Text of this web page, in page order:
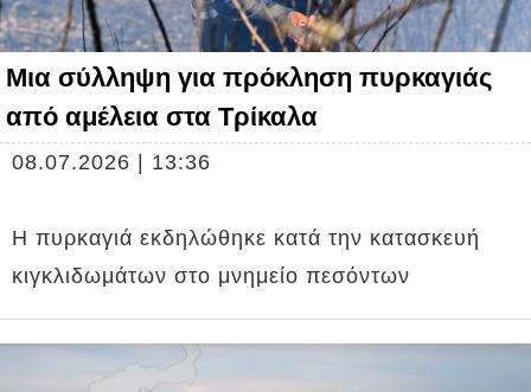
Μια σύλληψη για πρόκληση πυρκαγιάς
από αμέλεια στα Τρίκαλα
08.07.2026 | 13:36
Η πυρκαγιά εκδηλώθηκε κατά την κατασκευή
κιγκλιδωμάτων στο μνημείο πεσόντων